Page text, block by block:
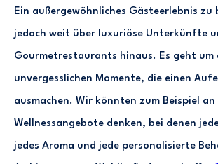
Ein außergewöhnliches Gästeerlebnis
jedoch weit über luxuriöse Unterkünfte
Gourmetrestaurants hinaus. Es geht um
unvergesslichen Momente, die einen
ausmachen. Wir könnten zum Beispiel an
Wellnessangebote denken, bei denen
jedes Aroma und jede personalisierte